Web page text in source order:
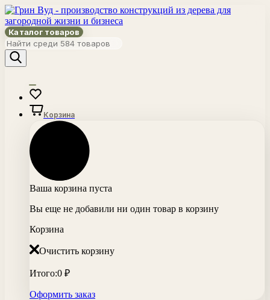
Каталог товаров
Корзина
Ваша корзина пуста
Вы еще не добавили ни один товар в корзину
Корзина
Очистить корзину
Итого:0 ₽
Оформить заказ